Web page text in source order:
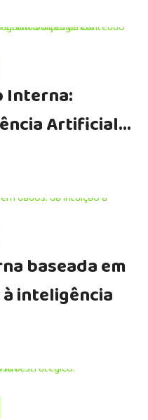
Interna:
Artificial
e
baseada em
inteligência